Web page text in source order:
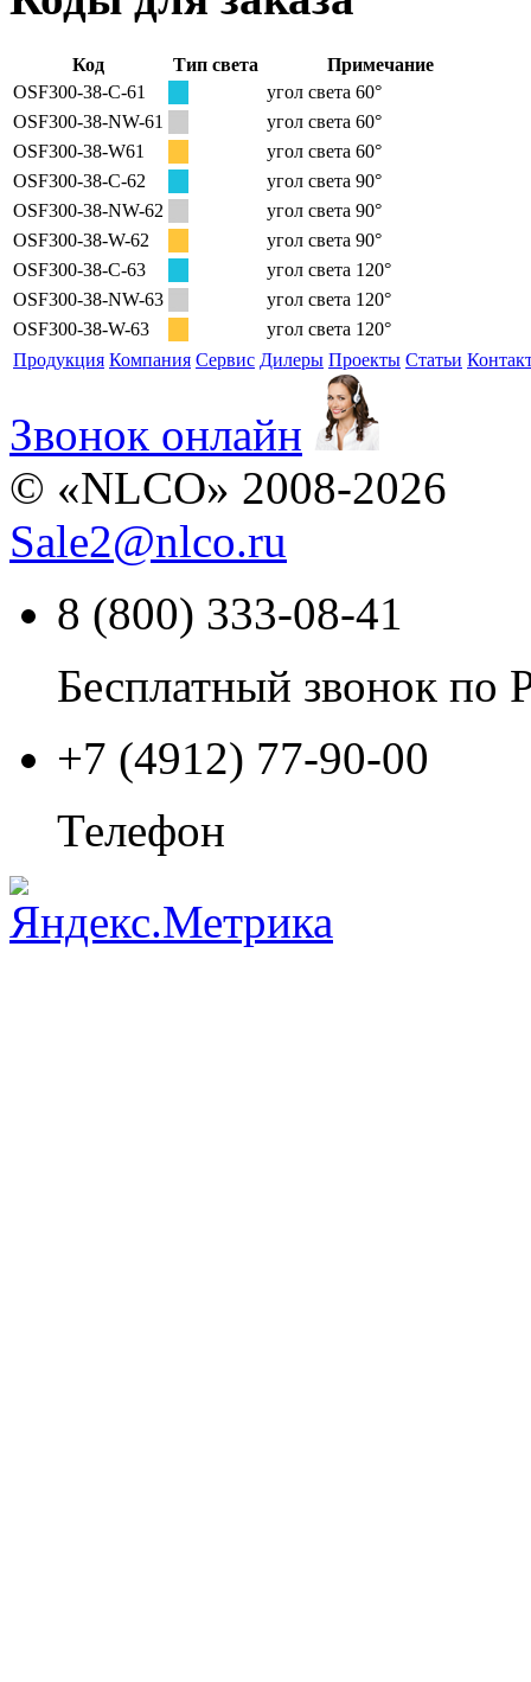
Код Тип света
Примечание
OSF300-38-C-61
угол света 60°
OSF300-38-NW-61
угол света 60°
OSF300-38-W61
угол света 60°
OSF300-38-C-62
угол света 90°
OSF300-38-NW-62
угол света 90°
OSF300-38-W-62
угол света 90°
OSF300-38-C-63
угол света 120°
OSF300-38-NW-63
угол света 120°
OSF300-38-W-63
угол света 120°
Продукция Компания Сервис Дилеры Проекты Статьи
Звонок онлайн
© «NLCO» 2008-2026
Sale2@nlco.ru
8 (800) 333-08-41
Бесплатный звонок по
+7 (4912) 77-90-00
Телефон